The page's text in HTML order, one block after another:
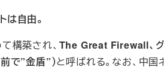
は自由。
構築され、 The Great Firewall、グ
で”金盾”）と呼ばれる。なお、中